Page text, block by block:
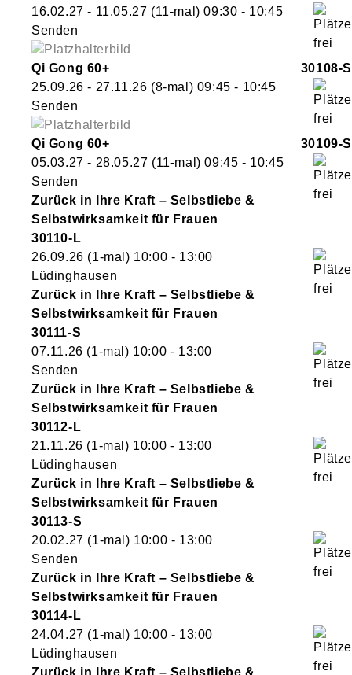
16.02.27 - 11.05.27 (11-mal)09:30 - 10:45
Senden
Qi Gong 60+
30108-S
25.09.26 - 27.11.26 (8-mal) 09:45 - 10:45
Senden
Qi Gong 60+
30109-S
05.03.27 - 28.05.27 (11-mal)09:45 - 10:45
Senden
Zurück in Ihre Kraft – Selbstliebe &
Selbstwirksamkeit für Frauen
30110-L
26.09.26 (1-mal) 10:00 - 13:00
Lüdinghausen
Zurück in Ihre Kraft – Selbstliebe &
Selbstwirksamkeit für Frauen
30111-S
07.11.26 (1-mal) 10:00 - 13:00
Senden
Zurück in Ihre Kraft – Selbstliebe &
Selbstwirksamkeit für Frauen
30112-L
21.11.26 (1-mal) 10:00 - 13:00
Lüdinghausen
Zurück in Ihre Kraft – Selbstliebe &
Selbstwirksamkeit für Frauen
30113-S
20.02.27 (1-mal) 10:00 - 13:00
Senden
Zurück in Ihre Kraft – Selbstliebe &
Selbstwirksamkeit für Frauen
30114-L
24.04.27 (1-mal) 10:00 - 13:00
Lüdinghausen
Zurück in Ihre Kraft – Selbstliebe &